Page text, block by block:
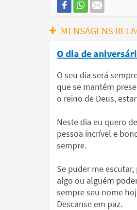
MENSAGENS
O dia de
O seu dia será
que se mantém
o reino de Deus,
Neste dia eu quero
pessoa incrível e
sempre.
Se puder me
algo ou alguém
sempre seu nome
Descanse em paz.